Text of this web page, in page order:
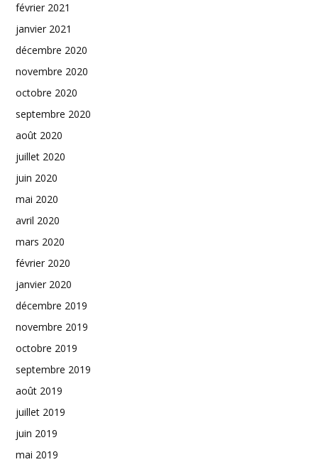
février 2021
janvier 2021
décembre 2020
novembre 2020
octobre 2020
septembre 2020
août 2020
juillet 2020
juin 2020
mai 2020
avril 2020
mars 2020
février 2020
janvier 2020
décembre 2019
novembre 2019
octobre 2019
septembre 2019
août 2019
juillet 2019
juin 2019
mai 2019